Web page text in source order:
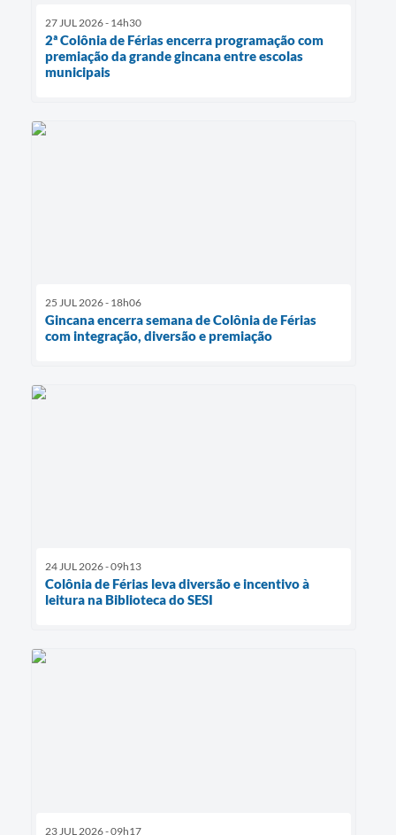
27 JUL 2026 - 14h30
2ª Colônia de Férias encerra programação com
premiação da grande gincana entre escolas
municipais
25 JUL 2026 - 18h06
Gincana encerra semana de Colônia de Férias
com integração, diversão e premiação
24 JUL 2026 - 09h13
Colônia de Férias leva diversão e incentivo à
leitura na Biblioteca do SESI
23 JUL 2026 - 09h17